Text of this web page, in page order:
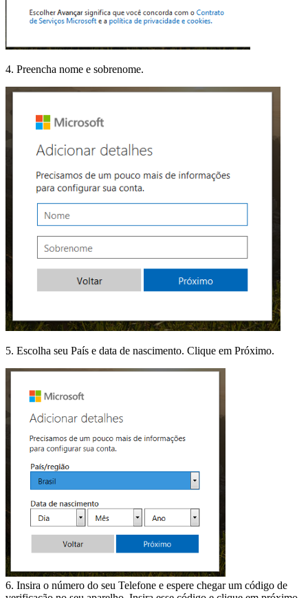
4. Preencha nome e sobrenome.
5. Escolha seu País e data de nascimento. Clique em Próximo.
6. Insira o número do seu Telefone e espere chegar um código de